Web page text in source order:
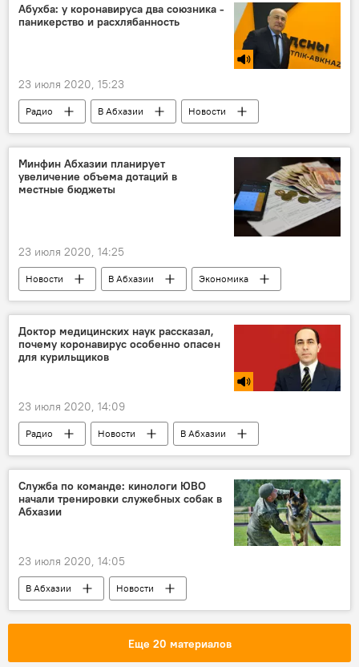
Абухба: у коронавируса два союзника -
паникерство и расхлябанность
23 июля 2020, 15:23
Радио В Абхазии
Новости
Ситуация с коронавирусом в Абхазии
Минфин Абхазии планирует
увеличение объема дотаций в
местные бюджеты
23 июля 2020, 14:25
Новости В Абхазии Экономика
Доктор медицинских наук рассказал,
почему коронавирус особенно опасен
для курильщиков
23 июля 2020, 14:09
Радио Новости
В Абхазии
Мировая пандемия коронавируса COVID-19
Служба по команде: кинологи ЮВО
начали тренировки служебных собак в
Абхазии
23 июля 2020, 14:05
В Абхазии Новости
Еще 20 материалов